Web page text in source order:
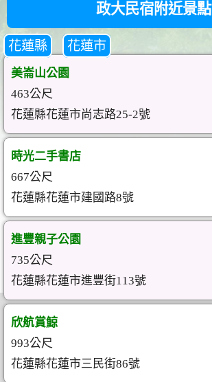
政大民宿附近景點
花蓮縣 花蓮市
美崙山公園
463公尺
花蓮縣花蓮市尚志路25-2號
時光二手書店
667公尺
花蓮縣花蓮市建國路8號
進豐親子公園
735公尺
花蓮縣花蓮市進豐街113號
欣航賞鯨
993公尺
花蓮縣花蓮市三民街86號